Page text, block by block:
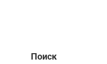
Поиск